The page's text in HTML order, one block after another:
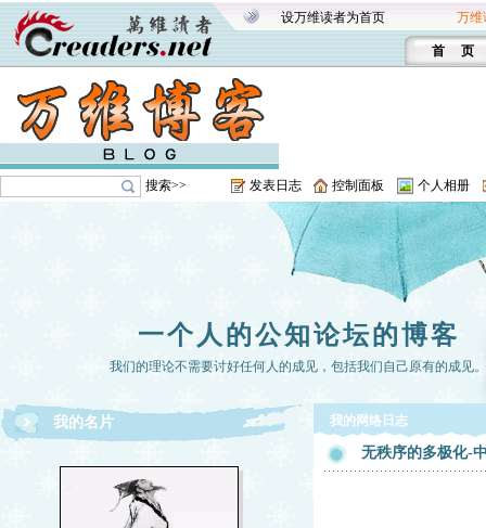
设万维读者为首页 万维
首 页
搜索>> 发表日志 控制面板 个人相册
一个人的公知论坛的博客
我们的理论不需要讨好任何人的成见，包括我们自己原有的成见。
我的名片 我的网络日志
无秩序的多极化-